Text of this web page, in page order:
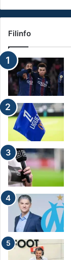
Filinfo